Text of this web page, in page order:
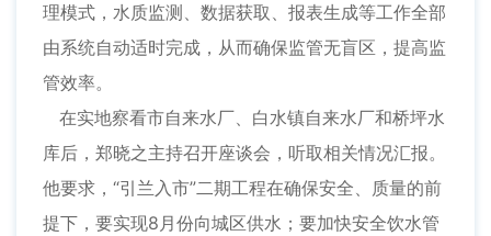
理模式，水质监测、数据获取、报表生成等工作全部
由系统自动适时完成，从而确保监管无盲区，提高监
管效率。
在实地察看市自来水厂、白水镇自来水厂和桥坪水
库后，郑晓之主持召开座谈会，听取相关情况汇报。
他要求，“引兰入市”二期工程在确保安全、质量的前
提下，要实现8月份向城区供水；要加快安全饮水管